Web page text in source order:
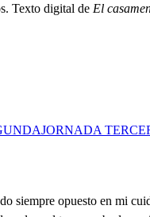
Texto digital de El
JORNADA
saber porque hay mujer en la corte que con nieve y torbellinos del invierno cada día viviendo en la Morería va a misa a los Capuchinos mal tu argumento acomodas no hay regla sin excepción Aquí no que inclinación de andariegas tienen todas diera por volver a ver esta mujer mil escudos pues yo les diera mil nudos si la hallara hará perder la paciencia a un santo estoy con los amantes muy mal ah calle del Arenal Dios te lo perdone si hoy ración en casa te dan darán lo que no me han dado en un mes que se ha pasado En decir que la darán calla Gonzalo J si haré ahora que he descansado qué tanto os ha enamorado aquella mujer no sé que pueda humana belleza imprimir tan fácilmente en un corazón valiente tan flaca naturaleza no suele un rayo pasar y con el aire encendido dejando desposeído un espíritu abrasar pues así me sucedió el rayo de su hermosura por mi voluntad segura paso ardiente y me abrasó en dos ojos parecía que se formaba una esfera emulación verdadera de la clara luz del día era de su cuerpo airoso el más leve movimiento el alma de un pensamiento disculpado y animoso y es tan grande tu valor que infunde en lo que conquista con un átomo de vista una eternidad de amor qué diréis si os vuestro Yo mujer